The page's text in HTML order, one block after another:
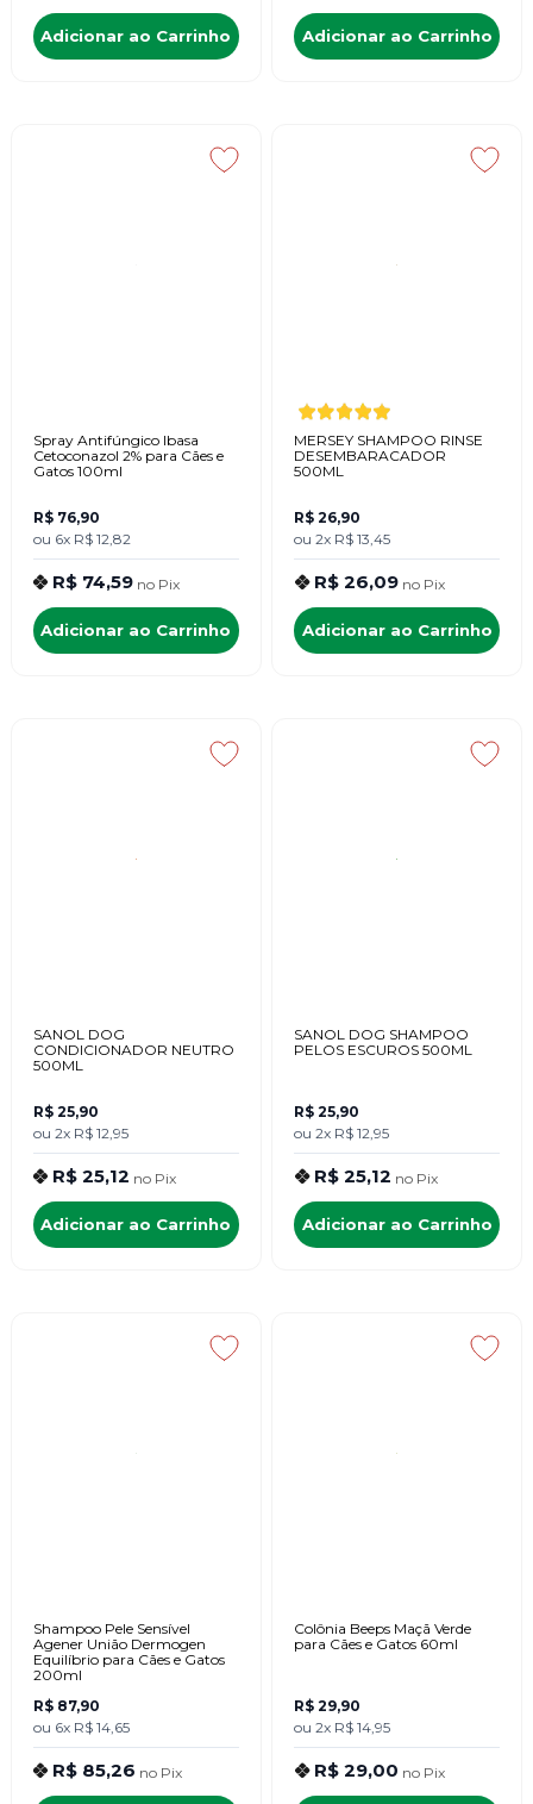
Adicionar ao Carrinho Adicionar ao Carrinho
Spray Antifúngico Ibasa
Cetoconazol 2% para Cães e
Gatos 100ml
R$ 76,90
ou 6x R$ 12,82
R$ 74,59 no Pix
Adicionar ao Carrinho
MERSEY SHAMPOO RINSE
DESEMBARACADOR
500ML
R$ 26,90
ou 2x R$ 13,45
R$ 26,09 no Pix
Adicionar ao Carrinho
SANOL DOG
CONDICIONADOR NEUTRO
500ML
R$ 25,90
ou 2x R$ 12,95
R$ 25,12 no Pix
Adicionar ao Carrinho
SANOL DOG SHAMPOO
PELOS ESCUROS 500ML
R$ 25,90
ou 2x R$ 12,95
R$ 25,12 no Pix
Adicionar ao Carrinho
Shampoo Pele Sensível
Agener União Dermogen
Equilíbrio para Cães e Gatos
200ml
R$ 87,90
ou 6x R$ 14,65
R$ 85,26 no Pix
Colônia Beeps Maçã Verde
para Cães e Gatos 60ml
R$ 29,90
ou 2x R$ 14,95
R$ 29,00 no Pix